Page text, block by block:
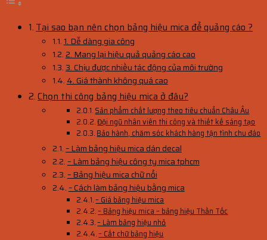
Tại sao bạn nên chọn bảng hiệu mica để quảng cáo ?
1. Dễ dàng gia công
2. Mang lại hiệu quả quảng cáo cao
3. Chịu được nhiều tác động của môi trường
4. Giá thành không quá cao
Chọn thi công bảng hiệu mica ở đâu?
Sản phẩm chất lượng theo tiêu chuẩn Châu Âu
Đội ngũ nhân viên thi công và thiết kế sáng tạo
Bảo hành, chăm sóc khách hàng tận tình chu đáo
– Làm bảng hiệu mica dán decal
– Làm bảng hiệu công ty mica tphcm
– Bảng hiệu mica chữ nổi
– Cách làm bảng hiệu bằng mica
– Giá bảng hiệu mica
– Bảng hiệu mica – bảng hiệu Thần Tốc
– Làm bảng hiệu nhỏ
– Cắt chữ bảng hiệu